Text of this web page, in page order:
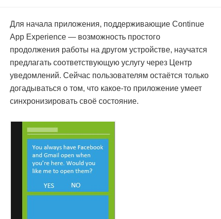
Для начала приложения, поддерживающие Continue
App Experience — возможность простого
продолжения работы на другом устройстве, научатся
предлагать соответствующую услугу через Центр
уведомлений. Сейчас пользователям остаётся только
догадываться о том, что какое-то приложение умеет
синхронизировать своё состояние.